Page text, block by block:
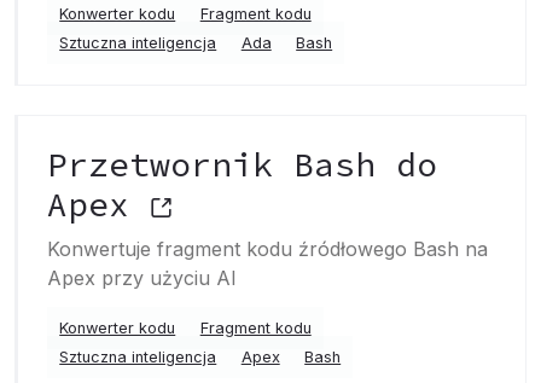
Konwerter kodu
Fragment kodu
Sztuczna inteligencja
Ada Bash
Przetwornik Bash do
Apex
Konwertuje fragment kodu źródłowego Bash na
Apex przy użyciu AI
Konwerter kodu
Fragment kodu
Sztuczna inteligencja
Apex Bash